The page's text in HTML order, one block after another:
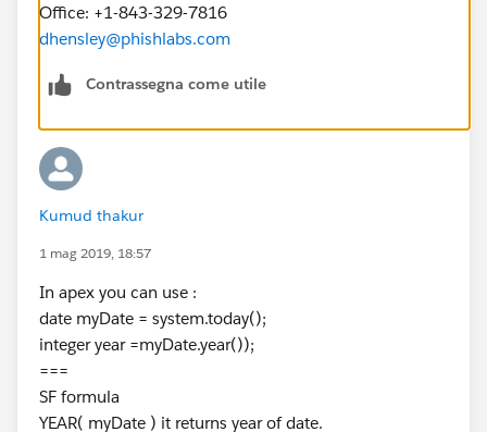
Office: +1-843-329-7816
dhensley@phishlabs.com
Contrassegna come utile
Kumud thakur
1 mag 2019, 18:57
In apex you can use :
date myDate = system.today();
integer year =myDate.year());
===
SF formula
YEAR( myDate ) it returns year of date.